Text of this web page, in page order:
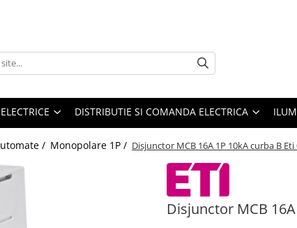
DISTRIBUTIE SI COMANDA ELECTRICA
/ Monopolare 1P / Disjunctor MCB 16A 1P 10kA curba B Eti
Disjunctor MCB